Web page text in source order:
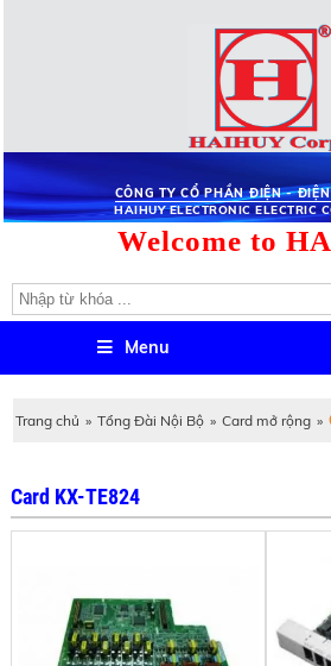
CÔNG TY CỔ PHẦN ĐIỆN -
HAIHUY ELECTRONIC ELECTRIC
Welcome to
Menu
Trang chủ » Tổng Đài Nội Bộ » Card mở rộng »
Card KX-TE824